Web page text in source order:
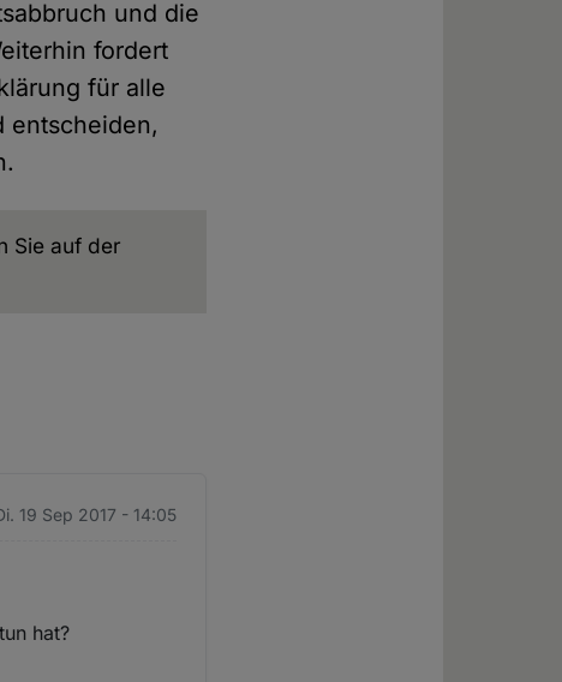
und die
fordert
für alle
entscheiden,
Sie auf der
19 Sep 2017 - 14:05
hat?